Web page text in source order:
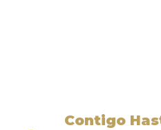
Contigo